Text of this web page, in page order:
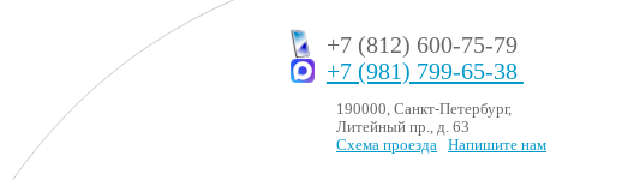
+7 (812) 600-75-79
+7 (981) 799-65-38
190000, Санкт-Петербург,
Литейный пр., д. 63
Схема проезда
Напишите нам